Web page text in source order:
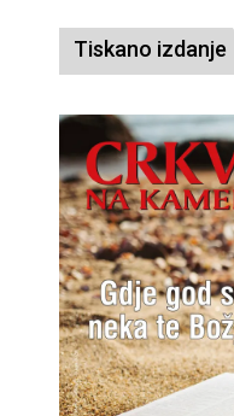
Tiskano izdanje